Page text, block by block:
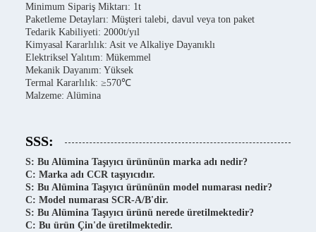
Minimum Sipariş Miktarı: 1t
Paketleme Detayları: Müşteri talebi, davul veya ton paket
Tedarik Kabiliyeti: 2000t/yıl
Kimyasal Kararlılık: Asit ve Alkaliye Dayanıklı
Elektriksel Yalıtım: Mükemmel
Mekanik Dayanım: Yüksek
Termal Kararlılık: ≥570℃
Malzeme: Alümina
SSS:
S: Bu Alümina Taşıyıcı ürününün marka adı nedir?
C: Marka adı CCR taşıyıcıdır.
S: Bu Alümina Taşıyıcı ürününün model numarası nedir?
C: Model numarası SCR-A/B'dir.
S: Bu Alümina Taşıyıcı ürünü nerede üretilmektedir?
C: Bu ürün Çin'de üretilmektedir.